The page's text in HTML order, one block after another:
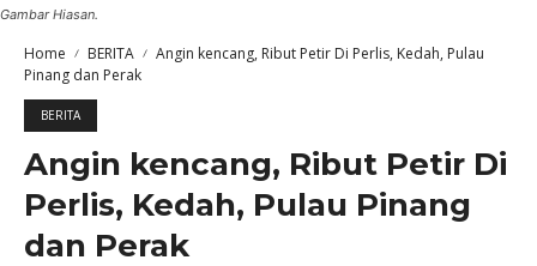
Gambar Hiasan.
Home BERITA
Angin kencang, Ribut Petir Di Perlis, Kedah, Pulau
Pinang dan Perak
BERITA
Angin kencang, Ribut Petir Di
Perlis, Kedah, Pulau Pinang
dan Perak